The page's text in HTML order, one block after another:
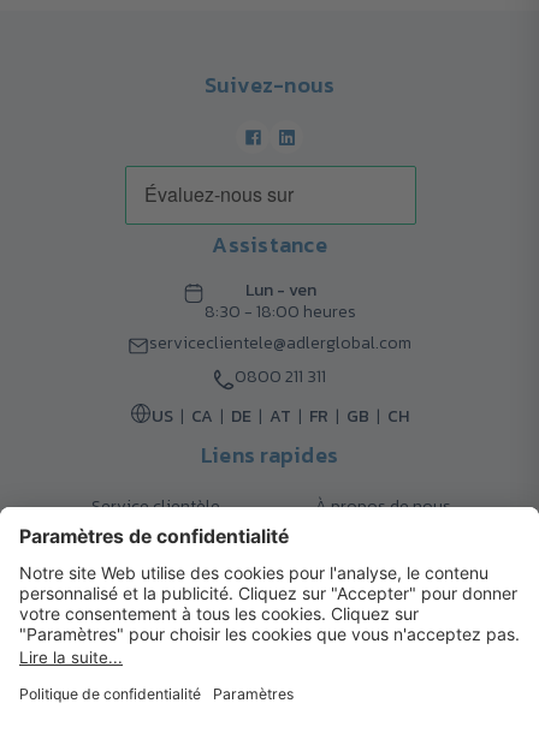
Suivez-nous
Assistance
Lun - ven
8:30 - 18:00 heures
serviceclientele@adlerglobal.com
0800 211 311
US
CA DE AT FR GB CH
Liens rapides
Service clientèle
À propos de nous
Retours
Contact
FAQ
Garanties
Mode de paiement
Magazine
Mentions légales